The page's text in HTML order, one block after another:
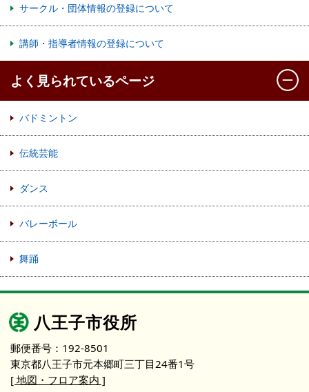
サークル・団体情報の登録について
講師・指導者情報の登録について
よく見られているページ
バドミントン
伝統芸能
ダンス
バレーボール
舞踊
八王子市役所
郵便番号：192-8501
東京都八王子市元本郷町三丁目24番1号
[ 地図・フロア案内 ]